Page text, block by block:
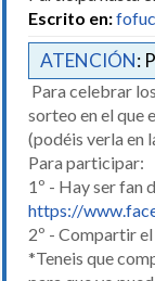
Escrito en:
ATENCIÓN:
Para celebrar
sorteo en el que
(podéis verla en
Para participar:
1º - Hay ser fan
https://
2º - Compartir
*Teneis que